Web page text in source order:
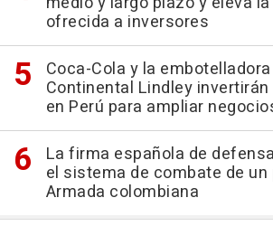
ofrecida a inversores
Coca-Cola y la
Continental Lindley
en Perú para ampliar
La firma española de
el sistema de combate de
Armada colombiana